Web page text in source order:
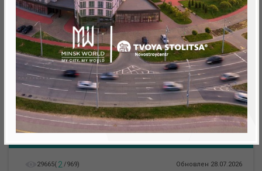
29665( 2 /969) Обновлен 28.07.2026